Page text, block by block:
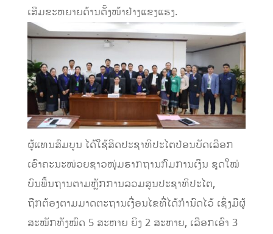
ເສີມຂະຫຍາຍດ້ານຕັ້ງໜ້າຢ່າງແຂງແຮງ.
ຜູ້ແທນສົມບູນ ໄດ້ໃຊ້ສິດປະຊາທິປະໄຕປ່ອນບັດເລືອກ
ເອົາຄະນະໜ່ວຍຊາວໜຸ່ມຮາກຖານກົມການເງິນ ຊຸດໃໝ່
ບົນພື້ນຖານຕາມຫຼັກການລວມສູນປະຊາທິປະໄຕ,
ຖືກຕ້ອງຕາມມາດຕະຖານເງື່ອນໄຂທີ່ໄດ້ກໍານົດໄວ້ ເຊິ່ງມີຜູ້
ສະໝັກທັງໝົດ 5 ສະຫາຍ ຍິງ 2 ສະຫາຍ, ເລືອກເອົາ 3